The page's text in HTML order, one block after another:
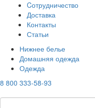
Cотрудничество
Доставка
Контакты
Статьи
Нижнее белье
Домашняя одежда
Одежда
8 800 333-58-93